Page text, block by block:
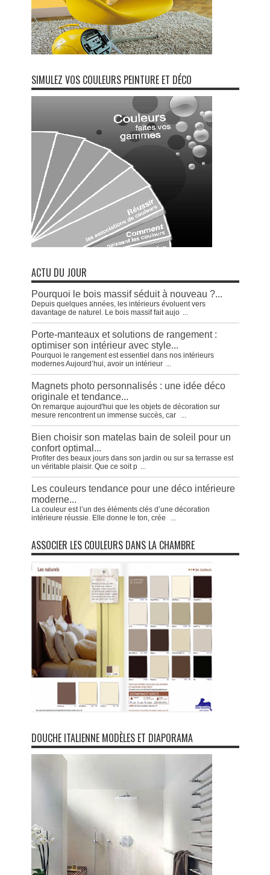
SIMULEZ VOS COULEURS PEINTURE ET DÉCO
ACTU DU JOUR
Pourquoi le bois massif séduit à nouveau ?...
Depuis quelques années, les intérieurs évoluent vers
davantage de naturel. Le bois massif fait aujo ...
Porte-manteaux et solutions de rangement :
optimiser son intérieur avec style...
Pourquoi le rangement est essentiel dans nos intérieurs
modernes Aujourd’hui, avoir un intérieur ...
Magnets photo personnalisés : une idée déco
originale et tendance...
On remarque aujourd'hui que les objets de décoration sur
mesure rencontrent un immense succès, car
...
Bien choisir son matelas bain de soleil pour un
confort optimal...
Profiter des beaux jours dans son jardin ou sur sa terrasse est
un véritable plaisir. Que ce soit p ...
Les couleurs tendance pour une déco intérieure
moderne...
La couleur est l’un des éléments clés d’une décoration
intérieure réussie. Elle donne le ton, crée
...
ASSOCIER LES COULEURS DANS LA CHAMBRE
DOUCHE ITALIENNE MODÈLES ET DIAPORAMA